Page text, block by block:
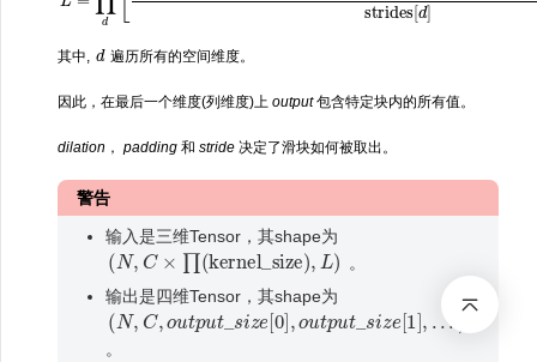
其中, d 遍历所有的空间维度。
因此，在最后一个维度(列维度)上 output包含特定块内的所有值。
dilation ， padding 和 stride 决定了滑块如何被取出。
警告
输入是三维Tensor，其shape为
(N,C×∏ (kernel_size L
。
输出是四维Tensor，其shape为
(N,C,o u tp _s ze[ 0], u p u _s ze 1] ,. )
。